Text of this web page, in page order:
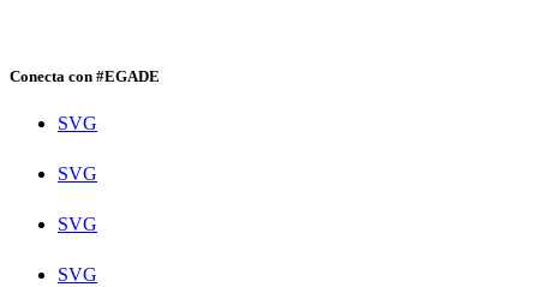
Conecta con #EGADE
SVG
SVG
SVG
SVG